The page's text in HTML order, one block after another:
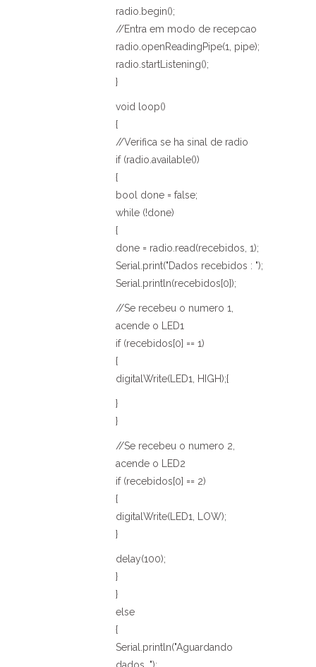
radio.begin();
//Entra em modo de recepcao
radio.openReadingPipe(1, pipe);
radio.startListening();
}
void loop()
{
//Verifica se ha sinal de radio
if (radio.available())
{
bool done = false;
while (!done)
{
done = radio.read(recebidos, 1);
Serial.print("Dados recebidos : ");
Serial.println(recebidos[0]);
//Se recebeu o numero 1,
acende o LED1
if (recebidos[0] == 1)
{
digitalWrite(LED1, HIGH);{
}
}
//Se recebeu o numero 2,
acende o LED2
if (recebidos[0] == 2)
{
digitalWrite(LED1, LOW);
}
delay(100);
}
}
else
{
Serial.println("Aguardando